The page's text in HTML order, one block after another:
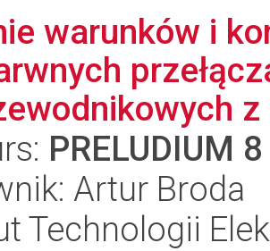
warunków i
PRELUDIUM 8
Artur Broda
Technologii